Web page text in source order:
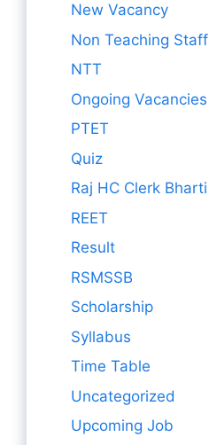
New Vacancy
Non Teaching Staff
NTT
Ongoing Vacancies
PTET
Quiz
Raj HC Clerk Bharti
REET
Result
RSMSSB
Scholarship
Syllabus
Time Table
Uncategorized
Upcoming Job